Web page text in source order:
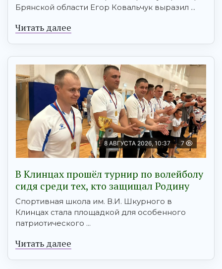
Брянской области Егор Ковальчук выразил ...
Читать далее
8 АВГУСТА 2026, 10:37 7
В Клинцах прошёл турнир по волейболу
сидя среди тех, кто защищал Родину
Спортивная школа им. В.И. Шкурного в
Клинцах стала площадкой для особенного
патриотического ...
Читать далее